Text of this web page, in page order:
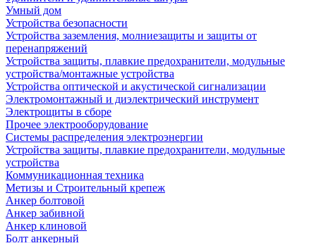
Умный дом
Устройства безопасности
Устройства заземления, молниезащиты и защиты от
перенапряжений
Устройства защиты, плавкие предохранители, модульные
устройства/монтажные устройства
Устройства оптической и акустической сигнализации
Электромонтажный и диэлектрический инструмент
Электрощиты в сборе
Прочее электрооборудование
Системы распределения электроэнергии
Устройства защиты, плавкие предохранители, модульные
устройства
Коммуникационная техника
Метизы и Строительный крепеж
Анкер болтовой
Анкер забивной
Анкер клиновой
Болт анкерный